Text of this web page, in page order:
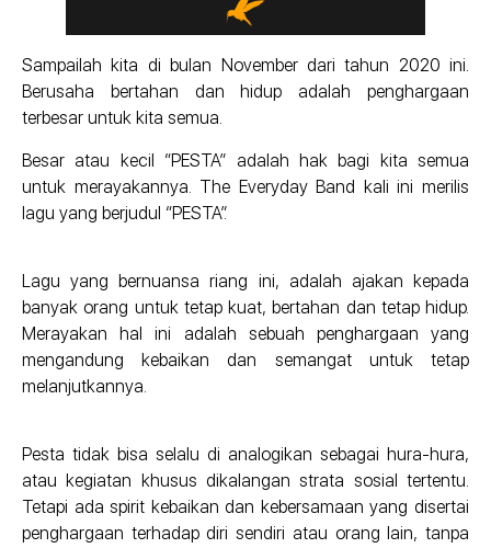
Sampailah kita di bulan November dari tahun 2020 ini.
Berusaha bertahan dan hidup adalah penghargaan
terbesar untuk kita semua.
Besar atau kecil “PESTA” adalah hak bagi kita semua
untuk merayakannya. The Everyday Band kali ini merilis
lagu yang berjudul “PESTA”.
Lagu yang bernuansa riang ini, adalah ajakan kepada
banyak orang untuk tetap kuat, bertahan dan tetap hidup.
Merayakan hal ini adalah sebuah penghargaan yang
mengandung kebaikan dan semangat untuk tetap
melanjutkannya.
Pesta tidak bisa selalu di analogikan sebagai hura-hura,
atau kegiatan khusus dikalangan strata sosial tertentu.
Tetapi ada spirit kebaikan dan kebersamaan yang disertai
penghargaan terhadap diri sendiri atau orang lain, tanpa